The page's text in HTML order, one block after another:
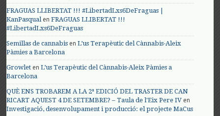
FRAGUAS LLIBERTAT !!! #LibertadLxs6DeFraguas |
KanPasqualenFRAGUAS LLIBERTAT !!!
#LibertadLxs6DeFraguas
Semillas de cannabis enL’us Terapèutic del Cànnabis-Aleix
Pàmies a Barcelona
Growlet enL’us Terapèutic del Cànnabis-Aleix Pàmies a
Barcelona
QUÈ ENS TROBAREM A LA 2ª EDICIÓ DEL TRASTER DE CAN
RICART AQUEST 4 DE SETEMBRE? – Taula de l'Eix Pere IV en
Investigació, desenvolupament i producció: el projecte MaCus